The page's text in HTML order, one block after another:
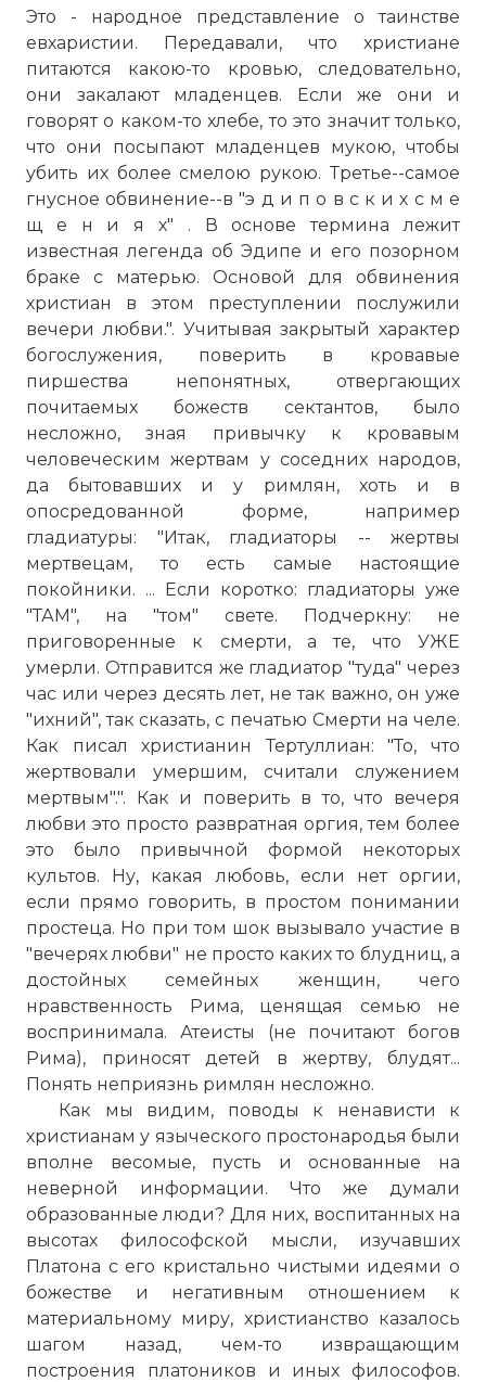
Это - народное представление о таинстве
евхаристии. Передавали, что христиане
питаются какою-то кровью, следовательно,
они закалают младенцев. Если же они и
говорят о каком-то хлебе, то это значит только,
что они посыпают младенцев мукою, чтобы
убить их более смелою рукою. Третье--самое
гнусное обвинение--в "э д и п о в с к и х с м е
щ е н и я х" . В основе термина лежит
известная легенда об Эдипе и его позорном
браке с матерью. Основой для обвинения
христиан в этом преступлении послужили
вечери любви.". Учитывая закрытый характер
богослужения, поверить в кровавые
пиршества непонятных, отвергающих
почитаемых божеств сектантов, было
несложно, зная привычку к кровавым
человеческим жертвам у соседних народов,
да бытовавших и у римлян, хоть и в
опосредованной форме, например
гладиатуры: "Итак, гладиаторы -- жертвы
мертвецам, то есть самые настоящие
покойники. ... Если коротко: гладиаторы уже
"ТАМ", на "том" свете. Подчеркну: не
приговоренные к смерти, а те, что УЖЕ
умерли. Отправится же гладиатор "туда" через
час или через десять лет, не так важно, он уже
"ихний", так сказать, с печатью Смерти на челе.
Как писал христианин Тертуллиан: "То, что
жертвовали умершим, считали служением
мертвым".". Как и поверить в то, что вечеря
любви это просто развратная оргия, тем более
это было привычной формой некоторых
культов. Ну, какая любовь, если нет оргии,
если прямо говорить, в простом понимании
простеца. Но при том шок вызывало участие в
"вечерях любви" не просто каких то блудниц, а
достойных семейных женщин, чего
нравственность Рима, ценящая семью не
воспринимала. Атеисты (не почитают богов
Рима), приносят детей в жертву, блудят...
Понять неприязнь римлян несложно.
Как мы видим, поводы к ненависти к
христианам у языческого простонародья были
вполне весомые, пусть и основанные на
неверной информации. Что же думали
образованные люди? Для них, воспитанных на
высотах философской мысли, изучавших
Платона с его кристально чистыми идеями о
божестве и негативным отношением к
материальному миру, христианство казалось
шагом назад, чем-то извращающим
построения платоников и иных философов.